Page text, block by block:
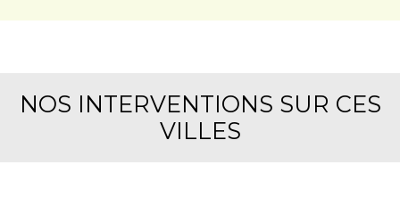
NOS INTERVENTIONS SUR CES
VILLES